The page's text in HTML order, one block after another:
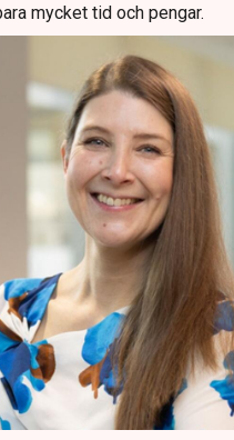
mycket tid och pengar.